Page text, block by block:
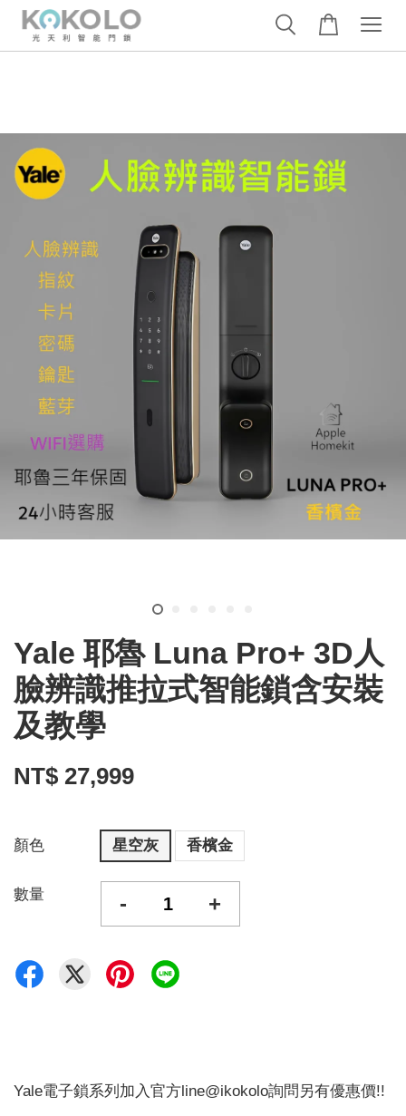
Yale 耶魯 Luna Pro+ 3D人
臉辨識推拉式智能鎖含安裝
及教學
NT$ 27,999
顏色 星空灰 香檳金
數量 - +
Yale電子鎖系列加入官方line@ikokolo詢問另有優惠價!!